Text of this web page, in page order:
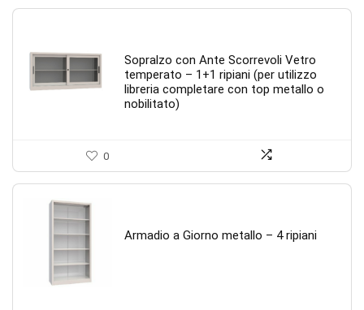
Sopralzo con Ante Scorrevoli Vetro
temperato – 1+1 ripiani (per utilizzo
libreria completare con top metallo o
nobilitato)
0
Armadio a Giorno metallo – 4 ripiani